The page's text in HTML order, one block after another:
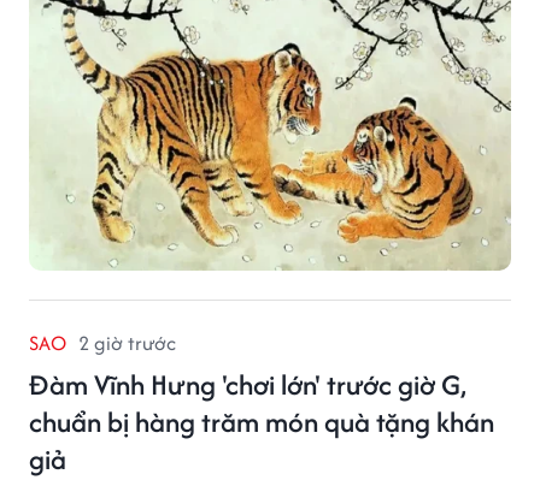
SAO 2 giờ trước
Đàm Vĩnh Hưng 'chơi lớn' trước giờ G,
chuẩn bị hàng trăm món quà tặng khán
giả